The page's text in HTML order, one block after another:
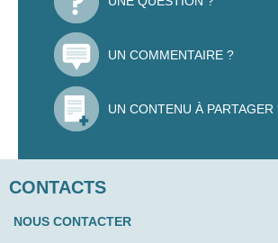
UN COMMENTAIRE ?
UN CONTENU À PARTAGER
CONTACTS
NOUS CONTACTER